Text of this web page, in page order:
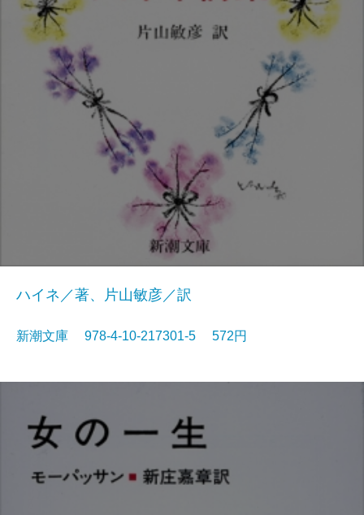
ハイネ／著、片山敏彦／訳
新潮文庫 978-4-10-217301-5 572円